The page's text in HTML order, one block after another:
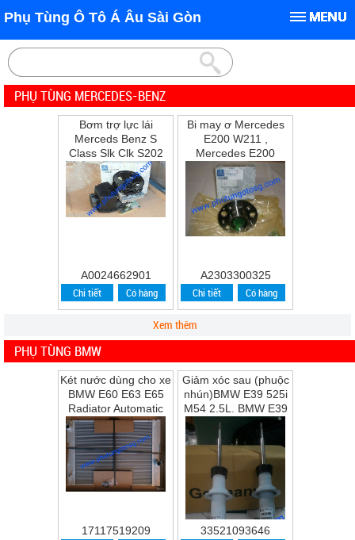
Phụ Tùng Ô Tô Á Âu Sài Gòn
PHỤ TÙNG MERCEDES-BENZ
Bơm trợ lực lái
Merceds Benz S
Class Slk Clk S202
W202 W210 S210
A0024662901
Chi tiết Có hàng
Bi may ơ Mercedes
E200 W211 ,
Mercedes E200
,E240 ,E280
A2303300325
Chi tiết Có hàng
Xem thêm
PHỤ TÙNG BMW
Két nước dùng cho xe
BMW E60 E63 E65
Radiator Automatic
Transmission
17117519209
Giảm xóc sau (phuộc
nhún)BMW E39 525i
M54 2.5L, BMW E39
528i M52 2.8L, BMW
E39 530i M54 ...
33521093646